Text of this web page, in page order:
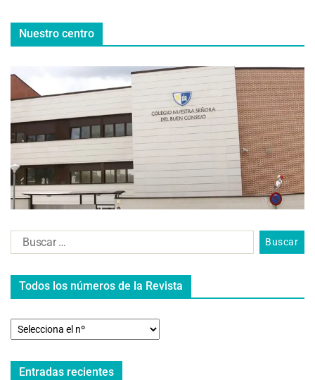
Nuestro centro
Todos los números de la Revista
Entradas recientes